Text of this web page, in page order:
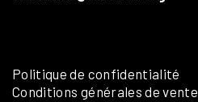
Politique de confidentialité
Conditions générales de vente